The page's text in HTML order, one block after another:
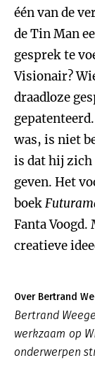
één van de
de Tin Man
gesprek te
Visionair?
draadloze
was, is niet
is dat hij
geven. Het
boek
Fanta Voogd.
creatieve
Over Bertrand
Bertrand
werkzaam op
onderwerpen